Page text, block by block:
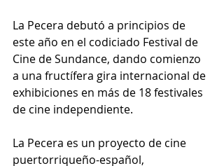
La Pecera debutó a principios de
este año en el codiciado Festival de
Cine de Sundance, dando comienzo
a una fructífera gira internacional de
exhibiciones en más de 18 festivales
de cine independiente.
La Pecera es un proyecto de cine
puertorriqueño-español,